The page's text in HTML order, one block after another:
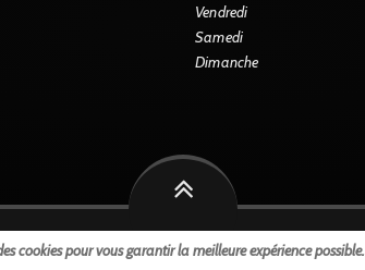
Vendredi
Samedi
Dimanche
2024 All rights reserved. • Mentions légales
cookies pour vous garantir la meilleure expérience possible.